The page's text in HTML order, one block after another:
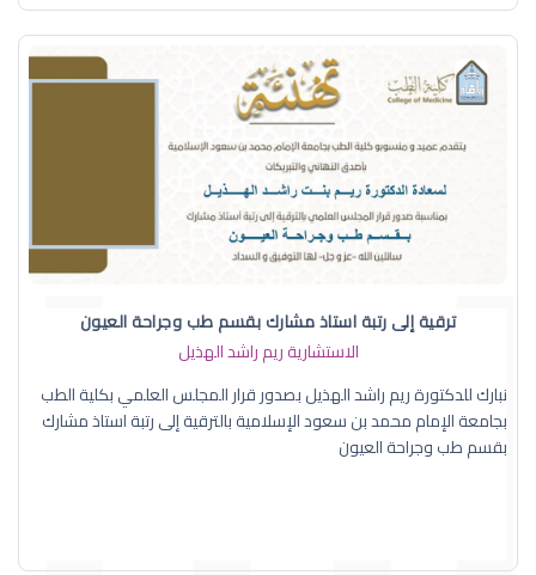
ترقية إلى رتبة استاذ مشارك بقسم طب وجراحة العيون
الاستشارية ريم راشد الهذيل
نبارك للدكتورة ريم راشد الهذيل بصدور قرار المجلس العلمي بكلية الطب
بجامعة الإمام محمد بن سعود الإسلامية بالترقية إلى رتبة استاذ مشارك
بقسم طب وجراحة العيون